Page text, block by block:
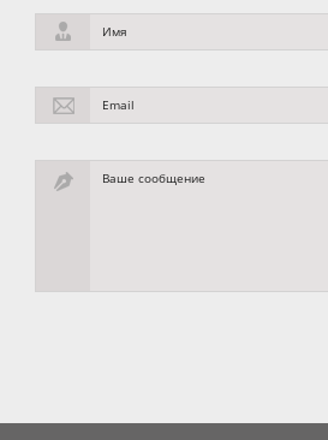
Имя
Email
Ваше сообщение